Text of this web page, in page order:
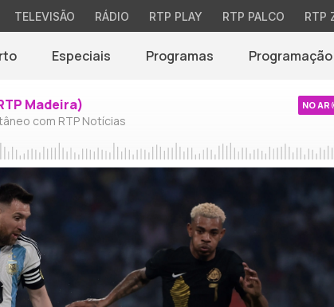
TELEVISÃO RÁDIO RTP PLAY RTP PALCO RTP
Especiais Programas Programação
Madeira)
com RTP Notícias
NO AR